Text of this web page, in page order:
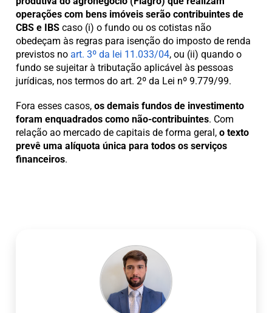
operações com bens imóveis serão contribuintes de
CBS e IBS caso (i) o fundo ou os cotistas não
obedeçam às regras para isenção do imposto de renda
previstos no art. 3º da lei 11.033/04, ou (ii) quando o
fundo se sujeitar à tributação aplicável às pessoas
jurídicas, nos termos do art. 2º da Lei nº 9.779/99.
Fora esses casos, os demais fundos de investimento
foram enquadrados como não-contribuintes. Com
relação ao mercado de capitais de forma geral, o texto
prevê uma alíquota única para todos os serviços
financeiros.